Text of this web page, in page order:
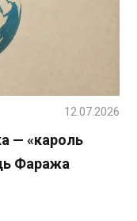
— «кароль
Фаража
12.07.2026